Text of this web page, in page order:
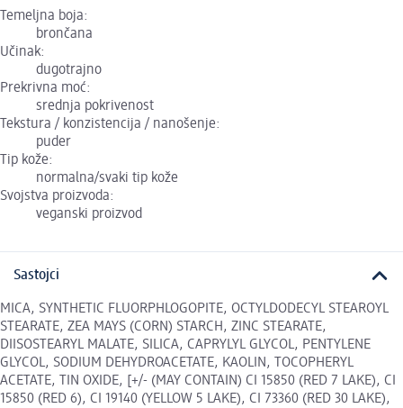
Temeljna boja:
brončana
Učinak:
dugotrajno
Prekrivna moć:
srednja pokrivenost
Tekstura / konzistencija / nanošenje:
puder
Tip kože:
normalna/svaki tip kože
Svojstva proizvoda:
veganski proizvod
Sastojci
MICA, SYNTHETIC FLUORPHLOGOPITE, OCTYLDODECYL STEAROYL
STEARATE, ZEA MAYS (CORN) STARCH, ZINC STEARATE,
DIISOSTEARYL MALATE, SILICA, CAPRYLYL GLYCOL, PENTYLENE
GLYCOL, SODIUM DEHYDROACETATE, KAOLIN, TOCOPHERYL
ACETATE, TIN OXIDE, [+/- (MAY CONTAIN) CI 15850 (RED 7 LAKE), CI
15850 (RED 6), CI 19140 (YELLOW 5 LAKE), CI 73360 (RED 30 LAKE),